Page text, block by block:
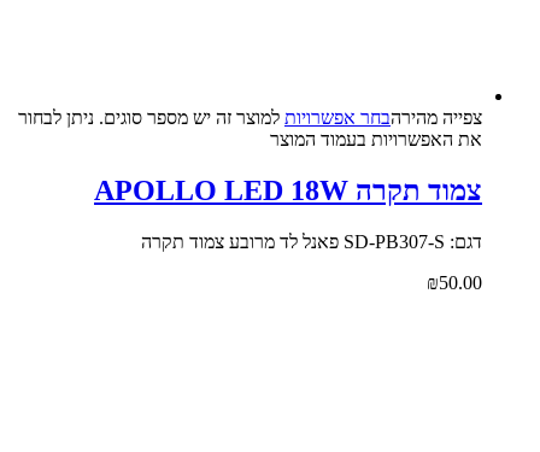
צפייה‬ ‫מהירה‬בחר אפשרויות למוצר זה יש מספר סוגים. ניתן לבחור
את האפשרויות בעמוד המוצר
צמוד תקרה APOLLO LED 18W
דגם: SD-PB307-S פאנל לד מרובע צמוד תקרה
₪50.00